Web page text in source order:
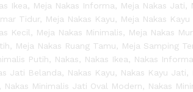
Ikea
Meja Nakas Informa Meja Nakas Jati
Tidur, Meja Nakas Kayu
Meja Nakas
Kecil
Meja Nakas Minimalis
Meja Nakas
Meja Nakas Ruang Tamu
Meja Samping
Putih Nakas Nakas Ikea
Nakas
Jati Belanda Nakas Kayu Nakas Kayu Jati
Nakas Minimalis Jati Oval Modern
Nakas